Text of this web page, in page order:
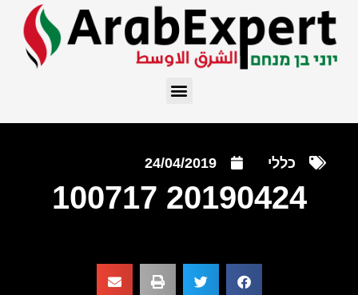
כללי 24/04/2019
20190424 100717